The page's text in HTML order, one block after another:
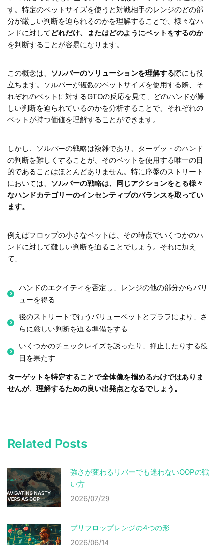
す。特定のベットサイズを使うと対戦相手のレンジのどの部
分が厳しい判断を迫られるのかを理解することで、様々なハ
ンドに対して どれだけ、またはどのようにベットをするのか
を判断することが容易になります。
この概念は、 ソルバーのソリューションを理解する際にも役
立ちます。ソルバーが複数のベットサイズを使用する際、そ
れぞれのベットに対するGTOの反応を見て、どのハンドが難
しい判断を迫られているのかを分析することで、それぞれの
ベットが持つ価値を理解することができます。
しかし、ソルバーの戦略は複雑であり、ターゲットのハンド
の判断を難しくすることが、そのベットを使用する唯一の目
的であることはほとんどありません。特に序盤のストリート
においては、 ソルバーの戦略は、同じアクションをとる様々
なハンドカテゴリーのインセンティブのバランスを取ってい
ます。
例えばフロップの小さなベットは、その時点でいくつかのハ
ンドに対して難しい判断を迫ることでしょう。それに加え
て、
ハンドのエクイティを否定し、レンジの他の部分からバリ
ューを得る
後のストリートで行うバリューベットとブラフにより、さ
らに厳しい判断を迫る準備をする
いくつかのチェックレイズを誘ったり、抑止したりする役
目を果たす
ターゲットを特定することで全体像を掴めるわけではありま
せんが、理解するための良い出発点となるでしょう。
Related Posts
強さが変わるリバーでも迷わないOOPの戦
い方
2026/07/29
プリフロップレンジの4つの形
2026/06/14